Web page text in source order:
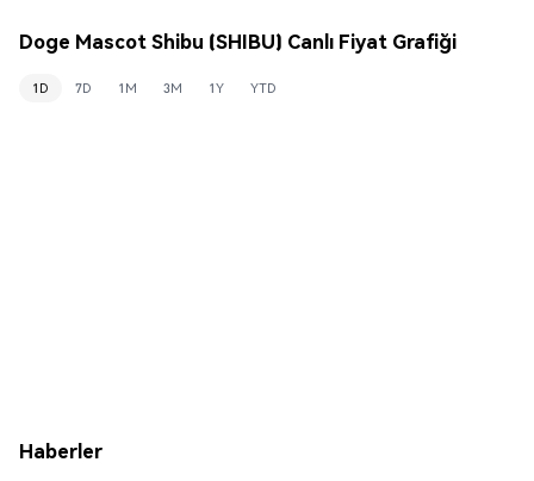
Doge Mascot Shibu (SHIBU) Canlı Fiyat Grafiği
1D 7D 1M 3M 1Y YTD
Haberler